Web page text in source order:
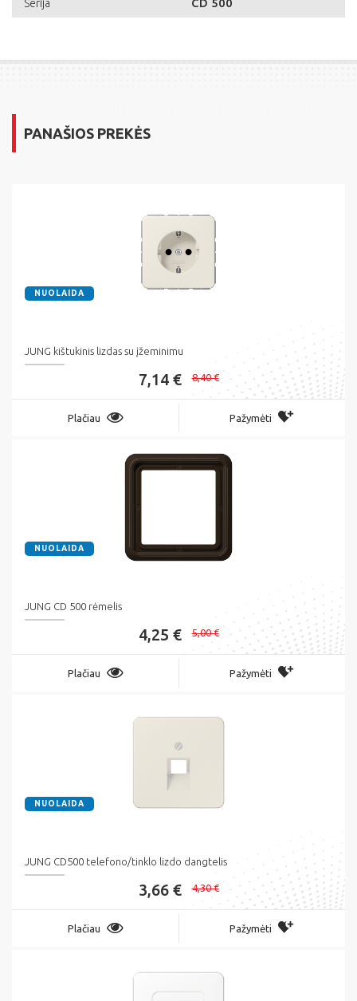
Serija CD 500
PANAŠIOS PREKĖS
NUOLAIDA
JUNG kištukinis lizdas su įžeminimu
7,14 € 8,40 €
Plačiau Pažymėti
NUOLAIDA
JUNG CD 500 rėmelis
4,25 € 5,00 €
Plačiau Pažymėti
NUOLAIDA
JUNG CD500 telefono/tinklo lizdo dangtelis
3,66 € 4,30 €
Plačiau Pažymėti